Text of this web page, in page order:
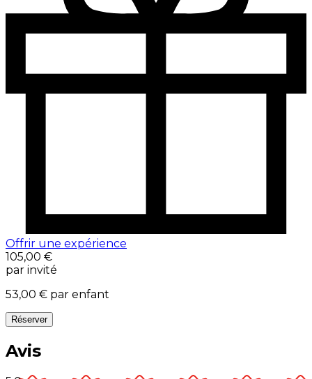
Offrir une expérience
105,00 €
par invité
53,00 € par enfant
Réserver
Avis